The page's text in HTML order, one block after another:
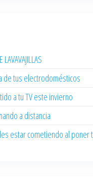
de tus electrodomésticos
a tu TV este invierno
a distancia
estar cometiendo al poner